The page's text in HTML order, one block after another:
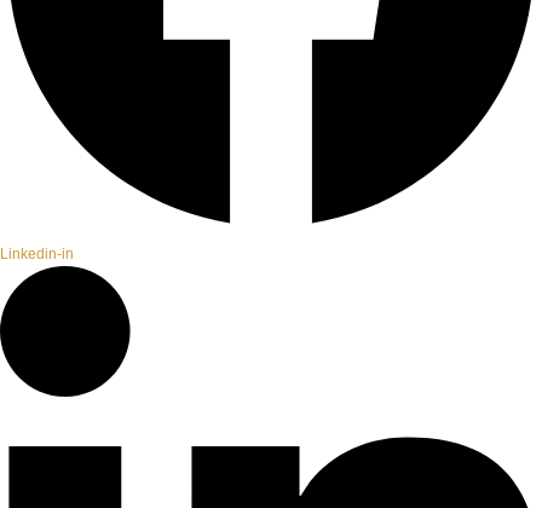
Linkedin-in